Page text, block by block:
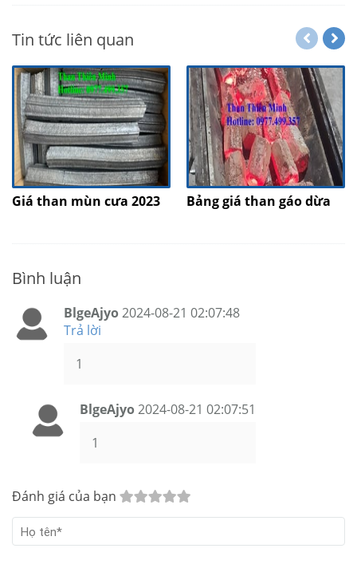
Tin tức liên quan
Giá than mùn cưa 2023 Bảng giá than gáo dừa
Bình luận
BlgeAjyo2024-08-21 02:07:48
Trả lời
1
BlgeAjyo2024-08-21 02:07:51
1
Đánh giá của bạn